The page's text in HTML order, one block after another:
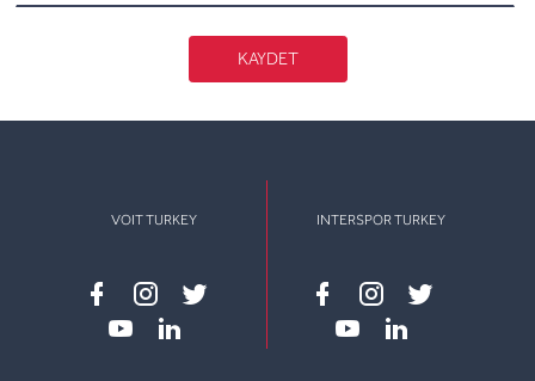
KAYDET
VOIT TURKEY
Facebook
instagram
twitter
INTERSPOR TURKEY
Facebook
instagram
twitter